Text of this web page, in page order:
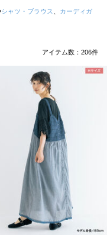
シャツ・ブラウス
カーディガ
アイテム数： 206件